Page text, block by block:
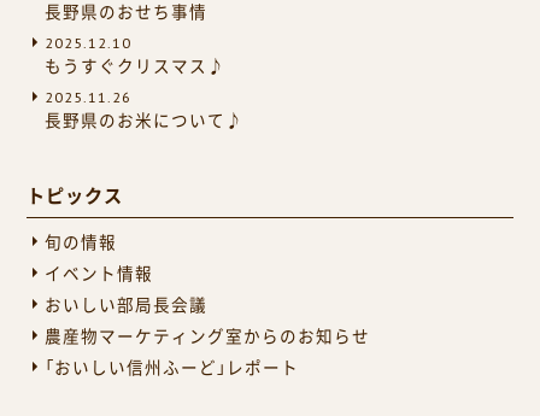
長野県のおせち事情
2025.12.10
もうすぐクリスマス♪
2025.11.26
長野県のお米について♪
トピックス
旬の情報
イベント情報
おいしい部局長会議
農産物マーケティング室からのお知らせ
「おいしい信州ふーど」レポート